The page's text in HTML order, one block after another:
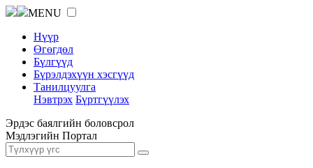
MENU
Нүүр
Өгөгдөл
Бүлгүүд
Бүрэлдэхүүн хэсгүүд
Танилцуулга
Нэвтрэх Бүртгүүлэх
Эрдэс баялгийн боловсрол
Мэдлэгийн Портал